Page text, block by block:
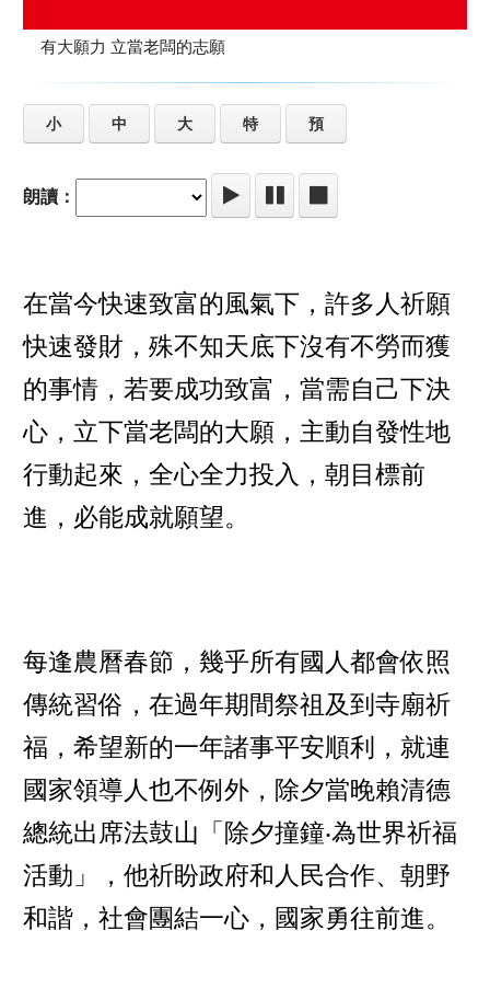
有大願力 立當老闆的志願
小 中 大 特 預
朗讀：
在當今快速致富的風氣下，許多人祈願
快速發財，殊不知天底下沒有不勞而獲
的事情，若要成功致富，當需自己下決
心，立下當老闆的大願，主動自發性地
行動起來，全心全力投入，朝目標前
進，必能成就願望。
每逢農曆春節，幾乎所有國人都會依照
傳統習俗，在過年期間祭祖及到寺廟祈
福，希望新的一年諸事平安順利，就連
國家領導人也不例外，除夕當晚賴清德
總統出席法鼓山「除夕撞鐘‧為世界祈福
活動」，他祈盼政府和人民合作、朝野
和諧，社會團結一心，國家勇往前進。